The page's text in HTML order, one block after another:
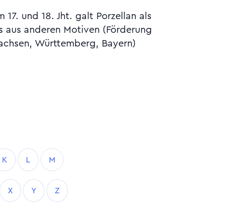
17. und 18. Jht. galt Porzellan als
aus anderen Motiven (Förderung
Württemberg, Bayern)
K L M
X Y Z